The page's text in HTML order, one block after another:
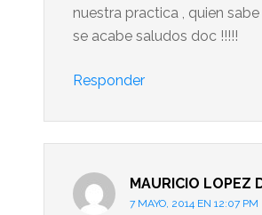
nuestra practica , quien
se acabe saludos doc !!!!!
Responder
MAURICIO LOPEZ
7 MAYO, 2014 EN 12:07 PM